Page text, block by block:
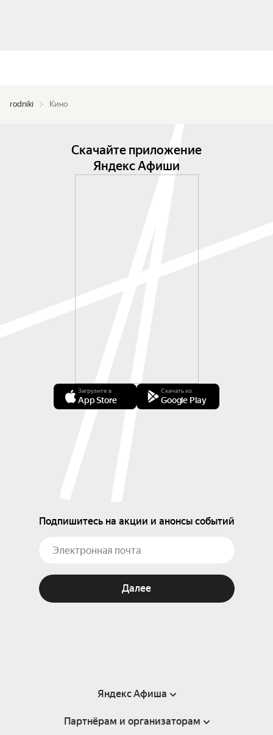
rodniki Кино
Скачайте приложение
Яндекс Афиши
Загрузите в
App Store
Скачать из
Google Play
Подпишитесь на акции и анонсы событий
Далее
Яндекс Афиша
Справка
Партнёрам и организаторам